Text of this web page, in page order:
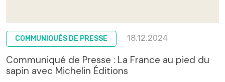
COMMUNIQUÉS DE PRESSE 18.12.2024
Communiqué de Presse : La France au pied du
sapin avec Michelin Éditions